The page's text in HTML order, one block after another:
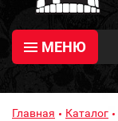
МЕНЮ
Главная Каталог